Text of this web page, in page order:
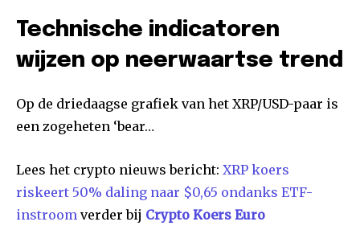
Technische indicatoren
wijzen op neerwaartse trend
Op de driedaagse grafiek van het XRP/USD-paar is
een zogeheten ‘bear…
Lees het crypto nieuws bericht: XRP koers
riskeert 50% daling naar $0,65 ondanks ETF-
instroom verder bij Crypto Koers Euro